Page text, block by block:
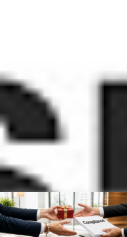
Mehr Infos zum Thema
seminar.de/
Die neuesten Ratgeber